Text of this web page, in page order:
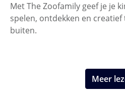
Met The Zoofamily geef je je
spelen, ontdekken en creatief
buiten.
Meer